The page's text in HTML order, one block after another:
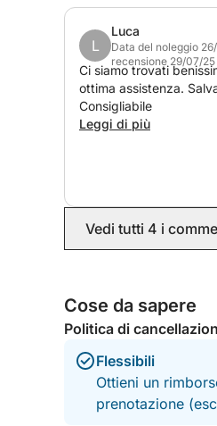
L
Luca
Data del noleggio
recensione 29/07/25
Ci siamo trovati
ottima assistenza.
Consigliabile
Leggi di più
Vedi tutti 4 i
Cose da sapere
Politica di
Flessibili
Ottieni un
prenotazione